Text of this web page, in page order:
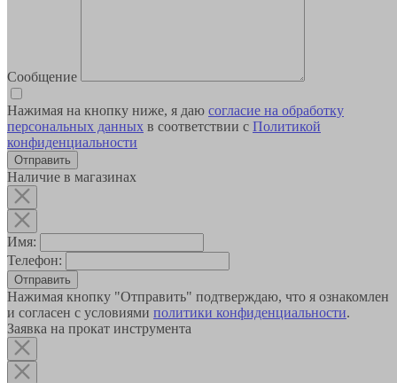
Сообщение
Нажимая на кнопку ниже, я даю согласие на обработку
персональных данных в соответствии с Политикой
конфиденциальности
Наличие в магазинах
Имя:
Телефон:
Отправить
Нажимая кнопку "Отправить" подтверждаю, что я ознакомлен
и согласен с условиями политики конфиденциальности.
Заявка на прокат инструмента